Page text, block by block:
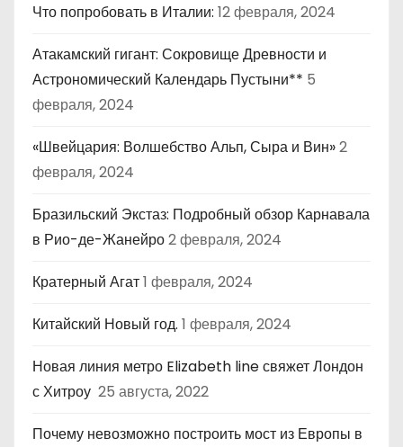
Что попробовать в Италии: 12 февраля, 2024
Атакамский гигант: Сокровище Древности и
Астрономический Календарь Пустыни** 5
февраля, 2024
«Швейцария: Волшебство Альп, Сыра и Вин»2
февраля, 2024
Бразильский Экстаз: Подробный обзор Карнавала
в Рио-де-Жанейро2 февраля, 2024
Кратерный Агат1 февраля, 2024
Китайский Новый год. 1 февраля, 2024
Новая линия метро Elizabeth line свяжет Лондон
с Хитроу 25 августа, 2022
Почему невозможно построить мост из Европы в